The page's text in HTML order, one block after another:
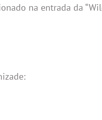
na entrada da